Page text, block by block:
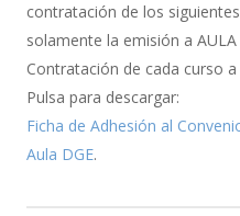
contratación de los
solamente la emisión a AULA
Contratación de cada curso
Pulsa para descargar:
Ficha de Adhesión al
Aula DGE.